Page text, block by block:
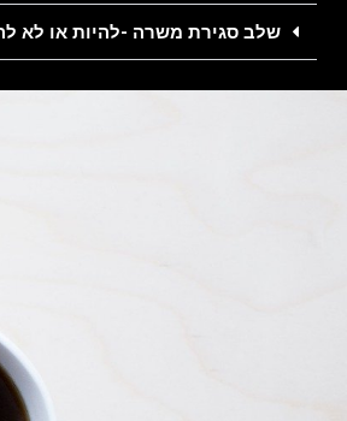
שלב סגירת משרה -להיות או לא